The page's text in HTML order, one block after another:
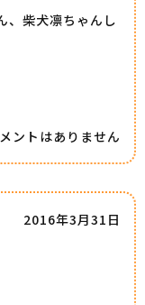
、柴犬凛ちゃんし
ントはありません
2016年3月31日